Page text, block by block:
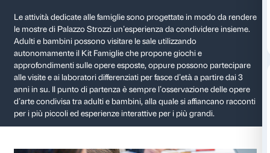
Famiglie
Le attività dedicate alle famiglie sono progettate in
le mostre di Palazzo Strozzi un’esperienza da